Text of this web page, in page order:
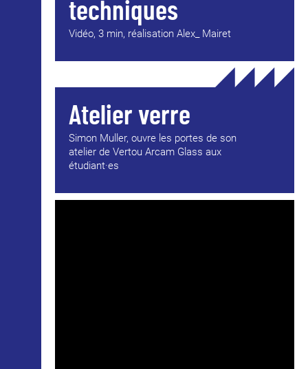
techniques
Vidéo, 3 min, réalisation Alex_ Mairet
Atelier verre
Simon Muller, ouvre les portes de son
atelier de Vertou Arcam Glass aux
étudiant·es